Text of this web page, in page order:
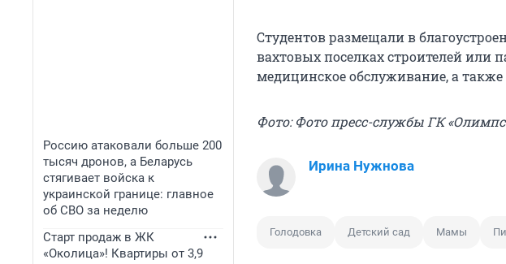
Россию атаковали больше 200
тысяч дронов, а Беларусь
стягивает войска к
украинской границе: главное
об СВО за неделю
Старт продаж в ЖК
«Околица»! Квартиры от 3,9
Студентов размещали в
вахтовых поселках строителей или
медицинское обслуживание, а
Фото: Фото пресс-службы ГК
Ирина Нужнова
Голодовка Детский сад Мамы